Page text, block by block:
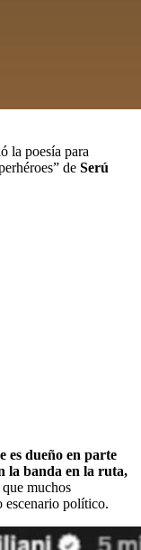
la poesía para
de Serú
es dueño en parte
la banda en la ruta,
muchos
escenario político.